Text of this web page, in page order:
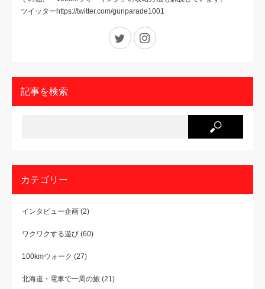
ツイッターhttps://twitter.com/gunparade1001
Twitter
記事を検索
カテゴリー
インタビュー企画 (2)
ワクワクする遊び (60)
100kmウォーク (27)
北海道・電車で一周の旅 (21)